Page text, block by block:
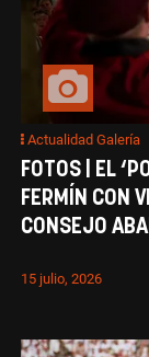
Actualidad Galería
FOTOS | EL
FERMÍN CON
CONSEJO
15 julio, 2026